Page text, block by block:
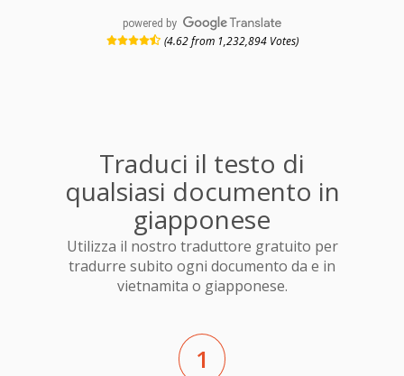
powered by
(4.62 from 1,232,894 Votes)
Traduci il testo di
qualsiasi documento in
giapponese
Utilizza il nostro traduttore gratuito per
tradurre subito ogni documento da e in
vietnamita o giapponese.
1